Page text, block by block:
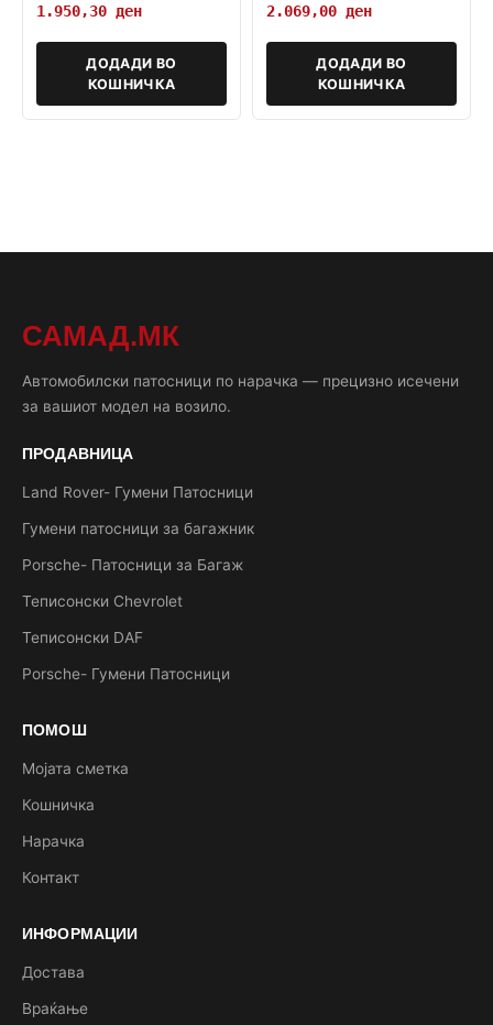
1.950,30 ден
ДОДАДИ ВО
КОШНИЧКА
2.069,00 ден
ДОДАДИ ВО
КОШНИЧКА
САМАД.МК
Автомобилски патосници по нарачка — прецизно исечени
за вашиот модел на возило.
ПРОДАВНИЦА
Land Rover- Гумени Патосници
Гумени патосници за багажник
Porsche- Патосници за Багаж
Теписонски Chevrolet
Теписонски DAF
Porsche- Гумени Патосници
ПОМОШ
Мојата сметка
Кошничка
Нарачка
Контакт
ИНФОРМАЦИИ
Достава
Враќање